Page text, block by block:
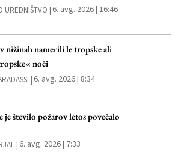
UREDNIŠTVO | 6. avg. 2026 | 16:46
nižinah namerili le tropske ali
noči
| 6. avg. 2026 | 8:34
je število požarov letos povečalo
| 6. avg. 2026 | 7:33